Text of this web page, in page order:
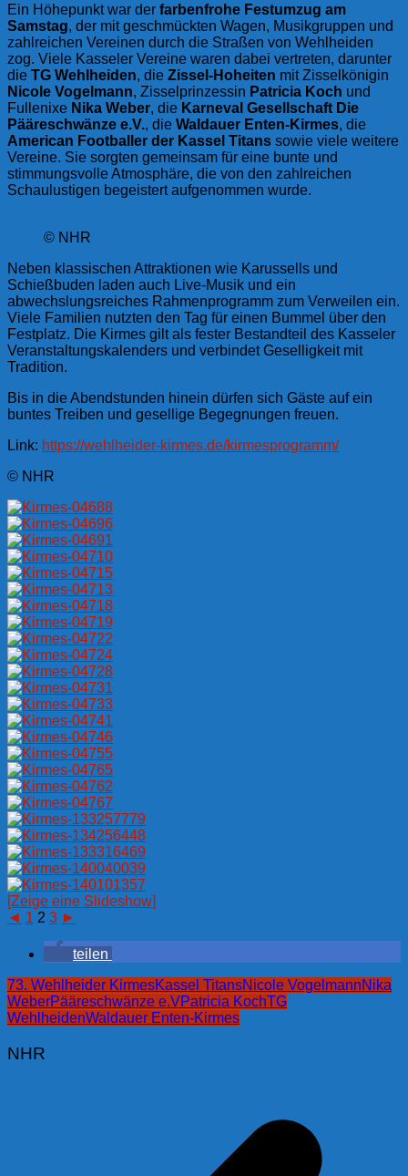
Ein Höhepunkt war der farbenfrohe Festumzug am
Samstag, der mit geschmückten Wagen, Musikgruppen und
zahlreichen Vereinen durch die Straßen von Wehlheiden
zog. Viele Kasseler Vereine waren dabei vertreten, darunter
die TG Wehlheiden, die Zissel-Hoheiten mit Zisselkönigin
Nicole Vogelmann, Zisselprinzessin Patricia Koch und
Fullenixe Nika Weber, die Karneval Gesellschaft Die
Pääreschwänze e.V., die Waldauer Enten-Kirmes, die
American Footballer der Kassel Titans sowie viele weitere
Vereine. Sie sorgten gemeinsam für eine bunte und
stimmungsvolle Atmosphäre, die von den zahlreichen
Schaulustigen begeistert aufgenommen wurde.
© NHR
Neben klassischen Attraktionen wie Karussells und
Schießbuden laden auch Live-Musik und ein
abwechslungsreiches Rahmenprogramm zum Verweilen ein.
Viele Familien nutzten den Tag für einen Bummel über den
Festplatz. Die Kirmes gilt als fester Bestandteil des Kasseler
Veranstaltungskalenders und verbindet Geselligkeit mit
Tradition.
Bis in die Abendstunden hinein dürfen sich Gäste auf ein
buntes Treiben und gesellige Begegnungen freuen.
Link: https://wehlheider-kirmes.de/kirmesprogramm/
© NHR
[Zeige eine Slideshow]
◄ 1 2 3 ►
teilen
73. Wehlheider KirmesKassel TitansNicole VogelmannNika
WeberPääreschwänze e.VPatricia KochTG
WehlheidenWaldauer Enten-Kirmes
NHR